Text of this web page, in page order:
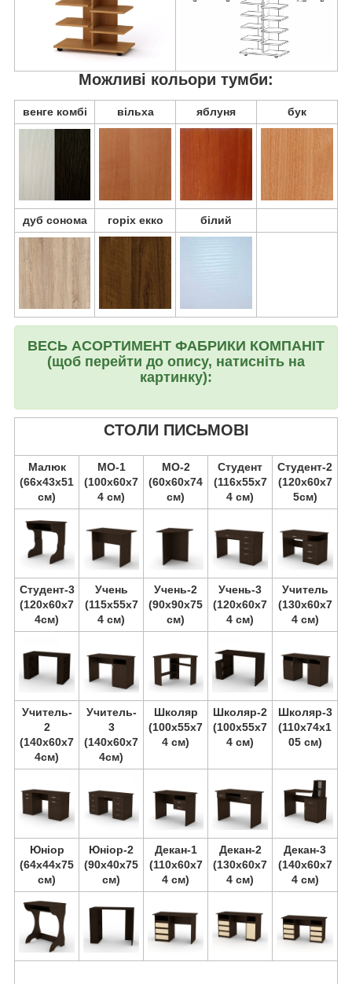
Можливі кольори тумби:
венге комбі вільха яблуня бук
дуб сонома горіх екко білий
ВЕСЬ АСОРТИМЕНТ ФАБРИКИ КОМПАНІТ
(щоб перейти до опису, натисніть на
картинку):
СТОЛИ ПИСЬМОВІ
Малюк
(66х43х51
см)
МО-1
(100х60х7
4 см)
МО-2
(60х60х74
см)
Студент
(116х55х7
4 см)
Студент-2
(120х60х7
5см)
Студент-3
(120х60х7
4см)
Учень
(115х55х7
4 см)
Учень-2
(90х90х75
см)
Учень-3
(120х60х7
4 см)
Учитель
(130х60х7
4 см)
Учитель-
2
(140х60х7
4см)
Учитель-
3
(140х60х7
4см)
Школяр
(100х55х7
4 см)
Школяр-2
(100х55х7
4 см)
Школяр-3
(110х74х1
05 см)
Юніор
(64х44х75
см)
Юніор-2
(90х40х75
см)
Декан-1
(110х60х7
4 см)
Декан-2
(130х60х7
4 см)
Декан-3
(140х60х7
4 см)